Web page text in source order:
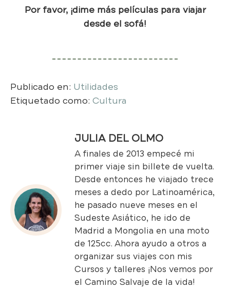
Por favor, ¡dime más películas para viajar
desde el sofá!
Publicado en: Utilidades
Etiquetado como: Cultura
JULIA DEL OLMO
A finales de 2013 empecé mi
primer viaje sin billete de vuelta.
Desde entonces he viajado trece
meses a dedo por Latinoamérica,
he pasado nueve meses en el
Sudeste Asiático, he ido de
Madrid a Mongolia en una moto
de 125cc. Ahora ayudo a otros a
organizar sus viajes con mis
Cursos y talleres ¡Nos vemos por
el Camino Salvaje de la vida!